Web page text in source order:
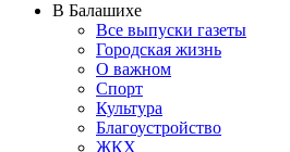
В Балашихе
Все выпуски газеты
Городская жизнь
О важном
Спорт
Культура
Благоустройство
ЖКХ